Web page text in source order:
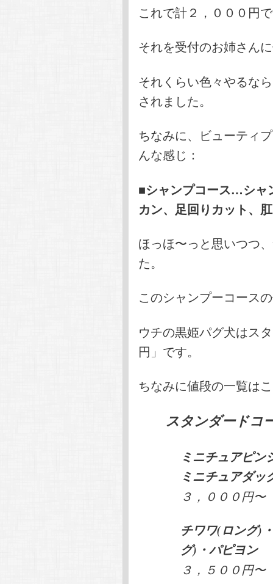
これで計２，０００円
それを受付のお姉さん
それくらい色々やるな
されました。
ちなみに、ビューティ
んな感じ：
■シャンプコース…シャ
カン、足回りカット、
ほっほ〜っと思いつつ
た。
このシャンプーコース
ウチの黒姫パグ犬はス
円」です。
ちなみに値段の一覧は
スタンダードコ
ミニチュアピン
ミニチュアダッ
３，０００円〜
チワワ(ロング)
グ)・パピヨン
３，５００円〜